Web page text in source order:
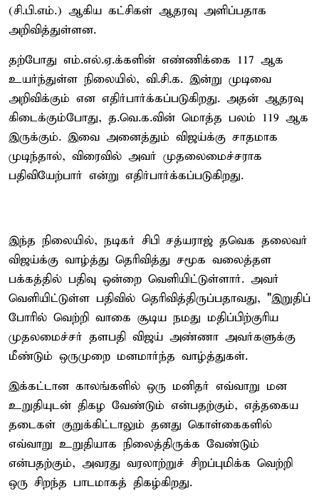
(சி.பி.எம்.) ஆகிய கட்சிகள் ஆதரவு அளிப்பதாக
அறிவித்துள்ளன.
தற்போது எம்.எல்.ஏ.க்களின் எண்ணிக்கை 117 ஆக
உயர்ந்துள்ள நிலையில், வி.சி.க. இன்று முடிவை
அறிவிக்கும் என எதிர்பார்க்கப்படுகிறது. அதன் ஆதரவு
கிடைக்கும்போது, த.வெ.க.வின் மொத்த பலம் 119 ஆக
இருக்கும். இவை அனைத்தும் விஜய்க்கு சாதமாக
முடிந்தால், விரைவில் அவர் முதலைமைச்சராக
பதிவியேற்பார் என்று எதிர்பார்க்கப்படுகிறது.
இந்த நிலையில், நடிகர் சிபி சத்யராஜ் தவெக தலைவர்
விஜய்க்கு வாழ்த்து தெரிவித்து சமூக வலைத்தள
பக்கத்தில் பதிவு ஒன்றை வெளியிட்டுள்ளார். அவர்
வெளியிட்டுள்ள பதிவில் தெரிவித்திருப்பதாவது, "இறுதிப்
போரில் வெற்றி வாகை சூடிய நமது மதிப்பிற்குரிய
முதலமைச்சர் தளபதி விஜய் அண்ணா அவர்களுக்கு
மீண்டும் ஒருமுறை மனமார்ந்த வாழ்த்துகள்.
இக்கட்டான காலங்களில் ஒரு மனிதர் எவ்வாறு மன
உறுதியுடன் திகழ வேண்டும் என்பதற்கும், எத்தகைய
தடைகள் குறுக்கிட்டாலும் தனது கொள்கைகளில்
எவ்வாறு உறுதியாக நிலைத்திருக்க வேண்டும்
என்பதற்கும், அவரது வரலாற்றுச் சிறப்புமிக்க வெற்றி
ஒரு சிறந்த பாடமாகத் திகழ்கிறது.